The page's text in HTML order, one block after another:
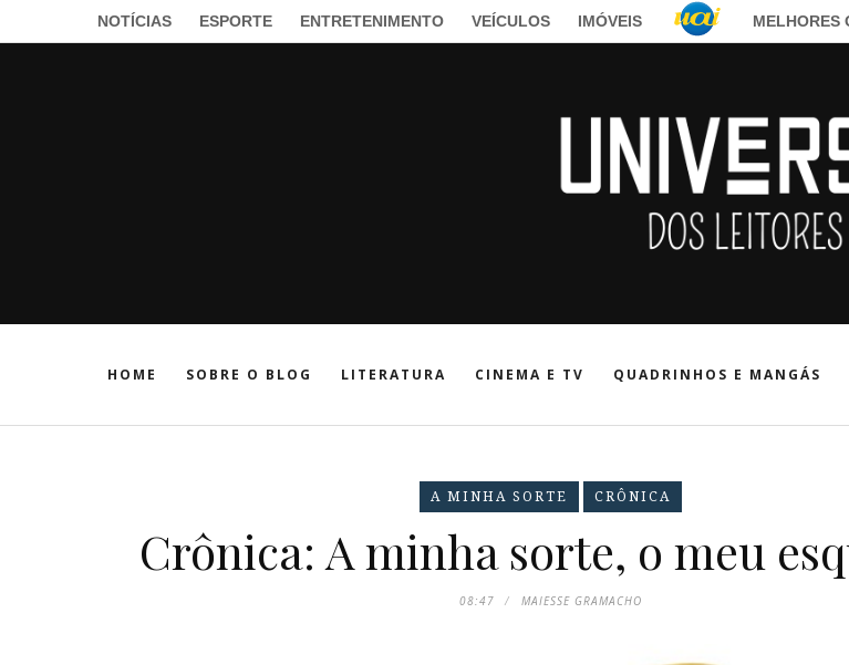
NOTÍCIAS ESPORTE ENTRETENIMENTO VEÍCULOS IMÓVEIS MELHORES
HOME SOBRE O BLOG LITERATURA CINEMA E TV QUADRINHOS E MANGÁS
A MINHA SORTE CRÔNICA
Crônica: A minha sorte, o meu
08:47 MAIESSE GRAMACHO